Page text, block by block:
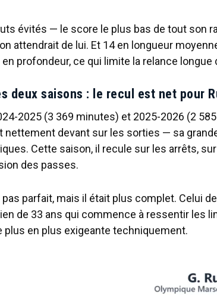
évités — le score le plus bas de tout son
attendrait de lui. Et 14 en longueur
profondeur, ce qui limite la relance longue
deux saisons : le recul est net pour
2025 (3 369 minutes) et 2025-2026 (2
nettement devant sur les sorties — sa
Cette saison, il recule sur les arrêts,
des passes.
pas parfait, mais il était plus complet. Celui
de 33 ans qui commence à ressentir les
plus en plus exigeante techniquement.